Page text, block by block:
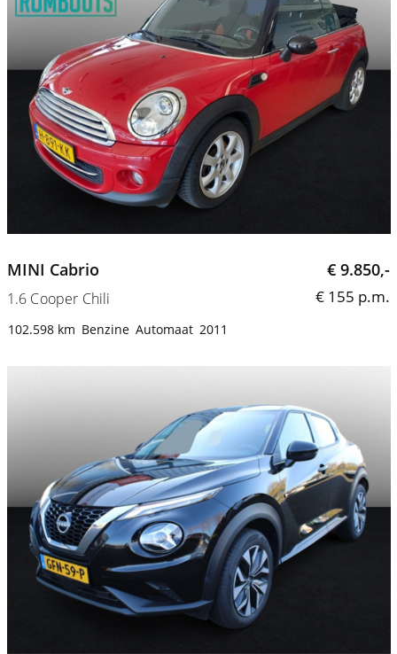
MINI Cabrio
1.6 Cooper Chili
€ 9.850,-
€ 155 p.m.
102.598 km Benzine Automaat 2011